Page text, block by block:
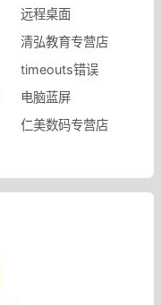
远程桌面
清弘教育专营店
timeouts错误
电脑蓝屏
仁美数码专营店